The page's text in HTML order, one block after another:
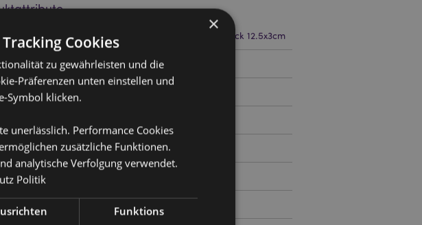
Höhe 9cm Breite 15.5cm Tiefe 14cm Besteck 12.5x3cm
5055071511837
48
Keine
×
Cookies
zu gewährleisten und die
Präferenzen unten einstellen und
Symbol klicken.
unerlässlich. Performance Cookies
zusätzliche Funktionen.
analytische Verfolgung verwendet.
Politik
Funktions